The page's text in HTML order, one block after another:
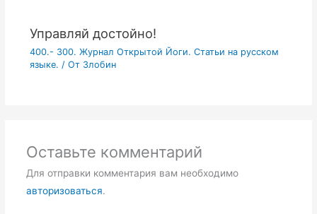
Управляй достойно!
400.- 300. Журнал Открытой Йоги. Статьи на русском
языке. / От Злобин
Оставьте комментарий
Для отправки комментария вам необходимо
авторизоваться.